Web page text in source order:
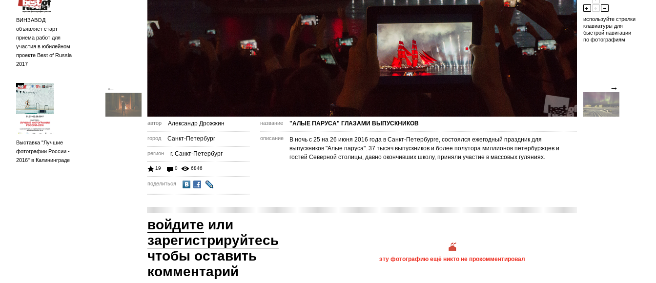
ВИНЗАВОД
объявляет старт
приема работ для
участия в юбилейном
проекте Best of Russia
2017
Выставка "Лучшие
фотографии России -
2016" в Калининграде
← →
используйте стрелки
клавиатуры для
быстрой навигации
по фотографиям
автор Александр Дрожжин
город Санкт-Петербург
регион г. Санкт-Петербург
19 0 6846
поделиться
название "АЛЫЕ ПАРУСА" ГЛАЗАМИ ВЫПУСКНИКОВ
описание
В ночь с 25 на 26 июня 2016 года в Санкт-Петербурге, состоялся ежегодный праздник для
выпускников "Алые паруса". 37 тысяч выпускников и более полутора миллионов петербуржцев и
гостей Северной столицы, давно окончивших школу, приняли участие в массовых гуляниях.
войдите или
зарегистрируйтесь
чтобы оставить
комментарий
эту фотографию ещё никто не прокомментировал